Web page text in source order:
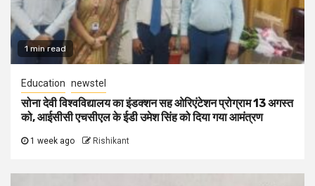
1 min read
Education newstel
सोना देवी विश्वविद्यालय का इंडक्शन सह ओरिएंटेशन प्रोग्राम 13 अगस्त
को, आईसीसी एचसीएल के ईडी उमेश सिंह को दिया गया आमंत्रण
1 week ago Rishikant